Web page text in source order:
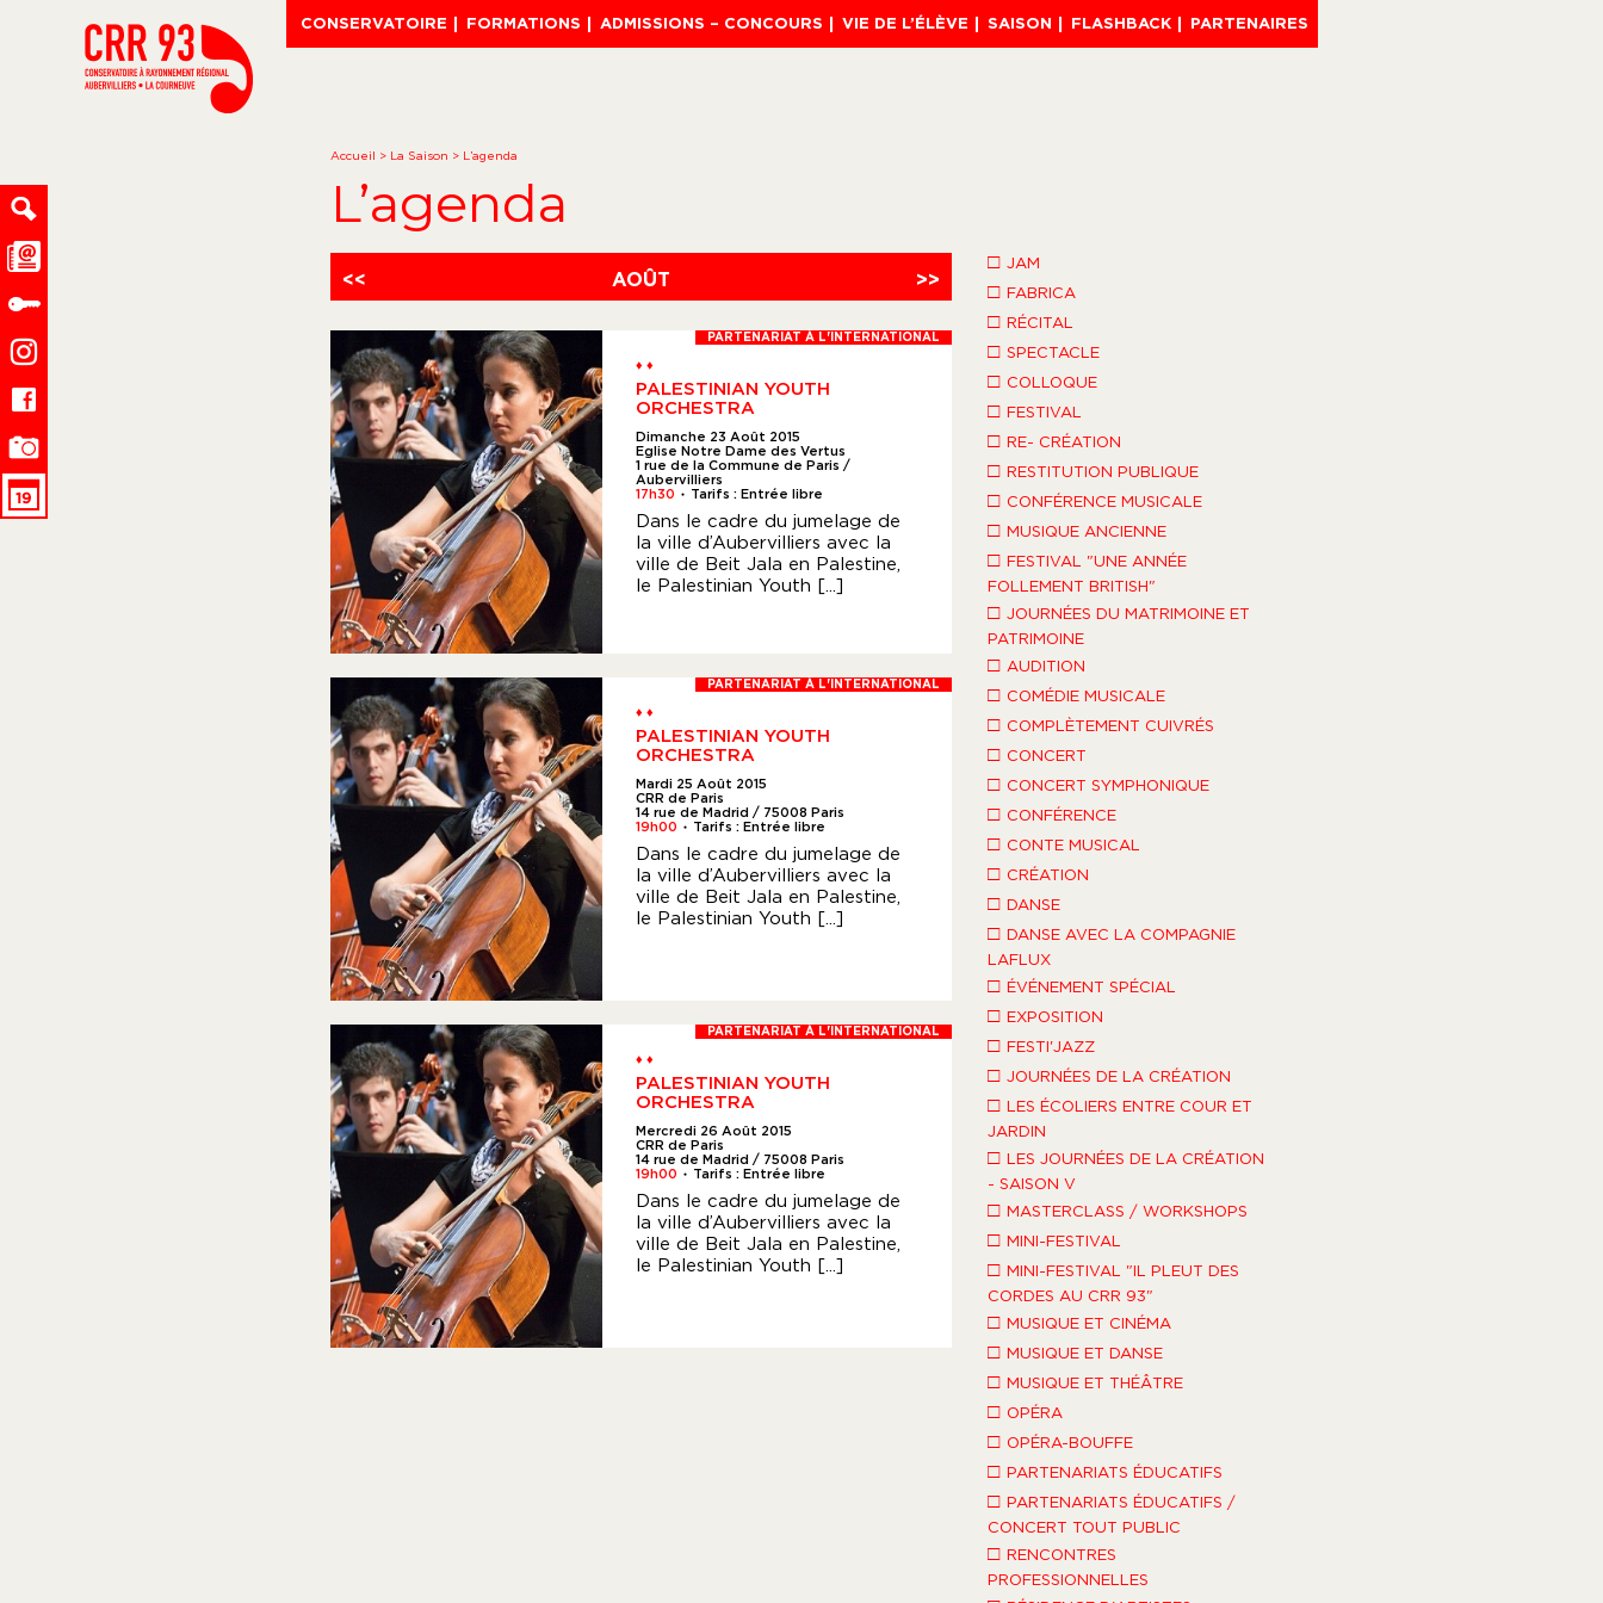
CONSERVATOIRE FORMATIONS ADMISSIONS – CONCOURS VIE DE L’ÉLÈVE SAISON FLASHBACK PARTENAIRES
Accueil > La Saison > L’agenda
L’agenda
<< AOÛT >>
PARTENARIAT À L'INTERNATIONAL
♦ ♦
PALESTINIAN YOUTH
ORCHESTRA
Dimanche 23 Août 2015
Eglise Notre Dame des Vertus
1 rue de la Commune de Paris /
Aubervilliers
17h30
● Tarifs : Entrée libre
Dans le cadre du jumelage de
la ville d’Aubervilliers avec la
ville de Beit Jala en Palestine,
le Palestinian Youth [...]
PARTENARIAT À L'INTERNATIONAL
♦ ♦
PALESTINIAN YOUTH
ORCHESTRA
Mardi 25 Août 2015
CRR de Paris
14 rue de Madrid / 75008 Paris
19h00
● Tarifs : Entrée libre
Dans le cadre du jumelage de
la ville d’Aubervilliers avec la
ville de Beit Jala en Palestine,
le Palestinian Youth [...]
PARTENARIAT À L'INTERNATIONAL
♦ ♦
PALESTINIAN YOUTH
ORCHESTRA
Mercredi 26 Août 2015
CRR de Paris
14 rue de Madrid / 75008 Paris
19h00
● Tarifs : Entrée libre
Dans le cadre du jumelage de
la ville d’Aubervilliers avec la
ville de Beit Jala en Palestine,
le Palestinian Youth [...]
□ JAM
□ FABRICA
□ RÉCITAL
□ SPECTACLE
□ COLLOQUE
□ FESTIVAL
□ RE- CRÉATION
□ RESTITUTION PUBLIQUE
□ CONFÉRENCE MUSICALE
□ MUSIQUE ANCIENNE
□ FESTIVAL "UNE ANNÉE
FOLLEMENT BRITISH"
□ JOURNÉES DU MATRIMOINE ET
PATRIMOINE
□ AUDITION
□ COMÉDIE MUSICALE
□ COMPLÈTEMENT CUIVRÉS
□ CONCERT
□ CONCERT SYMPHONIQUE
□ CONFÉRENCE
□ CONTE MUSICAL
□ CRÉATION
□ DANSE
□ DANSE AVEC LA COMPAGNIE
LAFLUX
□ ÉVÉNEMENT SPÉCIAL
□ EXPOSITION
□ FESTI'JAZZ
□ JOURNÉES DE LA CRÉATION
□ LES ÉCOLIERS ENTRE COUR ET
JARDIN
□ LES JOURNÉES DE LA CRÉATION
- SAISON V
□ MASTERCLASS / WORKSHOPS
□ MINI-FESTIVAL
□ MINI-FESTIVAL "IL PLEUT DES
CORDES AU CRR 93"
□ MUSIQUE ET CINÉMA
□ MUSIQUE ET DANSE
□ MUSIQUE ET THÉÂTRE
□ OPÉRA
□ OPÉRA-BOUFFE
□ PARTENARIATS ÉDUCATIFS
□ PARTENARIATS ÉDUCATIFS /
CONCERT TOUT PUBLIC
□ RENCONTRES
PROFESSIONNELLES